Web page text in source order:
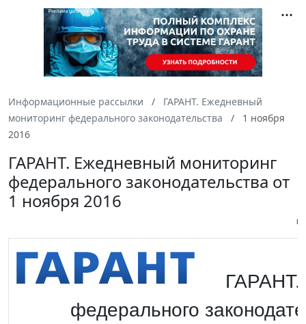
Информационные рассылки
ГАРАНТ. Ежедневный
мониторинг федерального законодательства
1 ноября
2016
ГАРАНТ. Ежедневный мониторинг
федерального законодательства от
1 ноября 2016
ГАРАНТ.
федерального